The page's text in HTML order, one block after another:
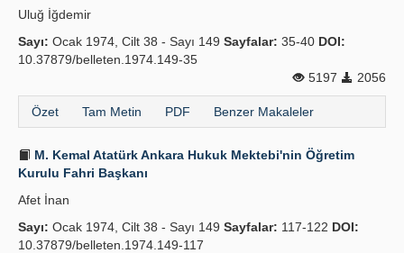
Yayın Politikaları
Kılavuzlar
İletişim
Uluğ İğdemir
Sayı: Ocak 1974, Cilt 38 - Sayı 149 Sayfalar: 35-40 DOI:
10.37879/belleten.1974.149-35
5197
2056
Özet Tam Metin PDF Benzer Makaleler
M. Kemal Atatürk Ankara Hukuk Mektebi'nin Öğretim
Kurulu Fahri Başkanı
Afet İnan
Sayı: Ocak 1974, Cilt 38 - Sayı 149 Sayfalar: 117-122 DOI:
10.37879/belleten.1974.149-117